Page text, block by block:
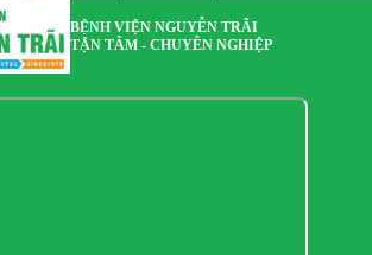
BỆNH VIỆN NGUYỄN TRÃI
TẬN TÂM - CHUYÊN NGHIỆP